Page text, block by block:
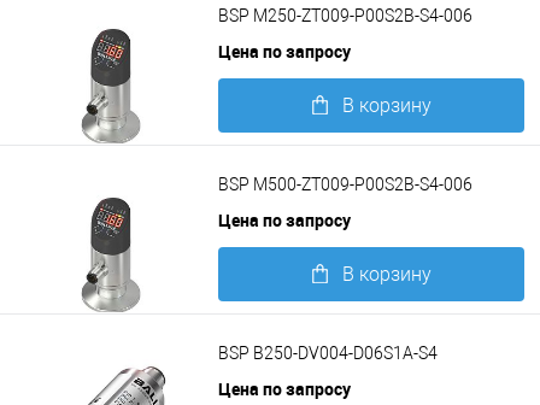
BSP M250-ZT009-P00S2B-S4-006
Цена по запросу
В корзину
BSP M500-ZT009-P00S2B-S4-006
Цена по запросу
В корзину
BSP B250-DV004-D06S1A-S4
Цена по запросу